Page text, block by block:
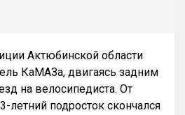
Актюбинской области
КаМАЗа, двигаясь задним
на велосипедиста. От
летний подросток скончался